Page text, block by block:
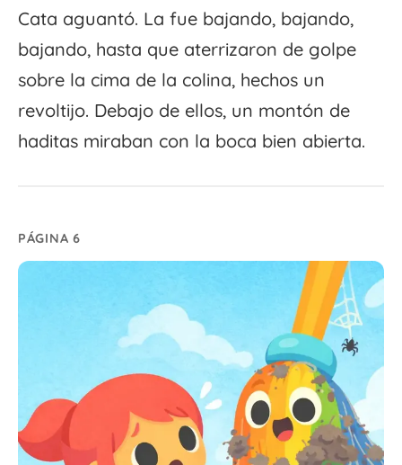
Cata aguantó. La fue bajando, bajando,
bajando, hasta que aterrizaron de golpe
sobre la cima de la colina, hechos un
revoltijo. Debajo de ellos, un montón de
haditas miraban con la boca bien abierta.
PÁGINA 6